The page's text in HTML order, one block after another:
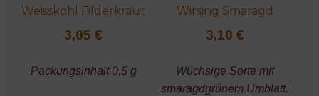
Weisskohl Filderkraut
3,05€
Packungsinhalt 0,5 g
Wirsing Smaragd
3,10 €
Wüchsige Sorte mit
smaragdgrünem Umblatt.